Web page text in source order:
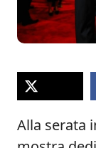
Alla serata